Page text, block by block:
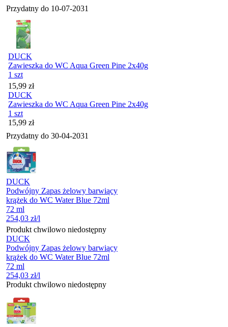
Przydatny do 10-07-2031
DUCK
Zawieszka do WC Aqua Green Pine 2x40g
1 szt
Cena
15,99 zł
DUCK
Zawieszka do WC Aqua Green Pine 2x40g
1 szt
Cena
15,99 zł
Przydatny do 30-04-2031
DUCK
Podwójny Zapas żelowy barwiący
krążek do WC Water Blue 72ml
72 ml
254,03 zł/l
Produkt chwilowo niedostępny
DUCK
Podwójny Zapas żelowy barwiący
krążek do WC Water Blue 72ml
72 ml
254,03 zł/l
Produkt chwilowo niedostępny